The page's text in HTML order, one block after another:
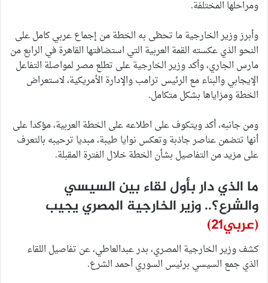
ومراحلها المختلفة.
وأبرز وزير الخارجية ما تحظى به الخطة من إجماع عربي كامل على
النحو الذي عكسته القمة العربية التي استضافتها القاهرة في الرابع من
مارس الجاري، وأكد وزير الخارجية على تطلع مصر لمواصلة التفاعل
الإيجابي والبناء مع الرئيس ترامب والإدارة الأمريكية، لاستعراض
الخطة ومزاياها بشكل متكامل.
ومن جانبه، أكد ويتكوف على اطلاعه على الخطة العربية، مؤكدا على
أنها تتضمن عناصر جاذبة وتعكس نوايا طيبة، مبديا ترحيبه بالتعرف
على مزيد من التفاصيل بشأن الخطة خلال الفترة المقبلة.
ما الذي دار بأول لقاء بين السيسي
والشرع؟.. وزير الخارجية المصري يجيب
(عربي21)
كشف وزير الخارجية المصري، بدر عبدالعاطي، عن تفاصيل اللقاء
الذي جمع السيسي برئيس السوري أحمد الشرع.